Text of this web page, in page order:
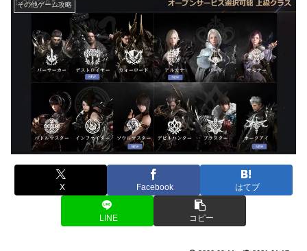
その他ゲーム攻略
X Facebook はてブ
LINE コピー